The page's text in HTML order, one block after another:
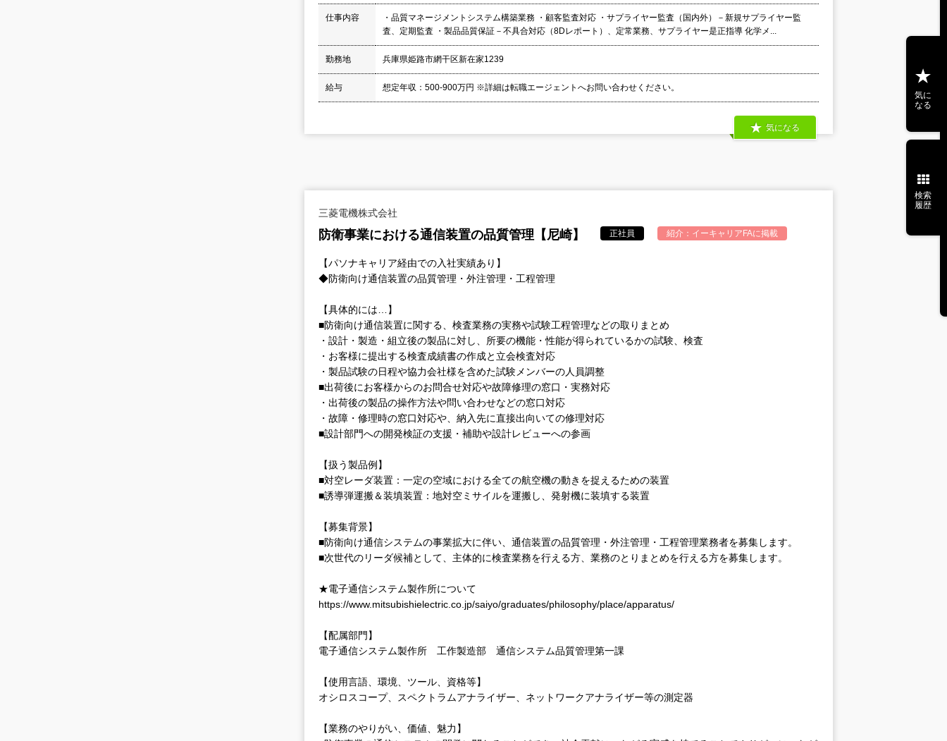
仕事内容
・品質マネージメントシステム構築業務 ・顧客監査対応 ・サプライヤー監査（国内外）－新規サプライヤー監
査、定期監査 ・製品品質保証－不具合対応（8Dレポート）、定常業務、サプライヤー是正指導 化学メ...
勤務地 兵庫県姫路市網干区新在家1239
給与 想定年収：500-900万円 ※詳細は転職エージェントへお問い合わせください。
気になる
三菱電機株式会社
防衛事業における通信装置の品質管理【尼崎】 正社員 紹介： イーキャリアFAに掲載
【パソナキャリア経由での入社実績あり】
◆防衛向け通信装置の品質管理・外注管理・工程管理
【具体的には…】
■防衛向け通信装置に関する、検査業務の実務や試験工程管理などの取りまとめ
・設計・製造・組立後の製品に対し、所要の機能・性能が得られているかの試験、検査
・お客様に提出する検査成績書の作成と立会検査対応
・製品試験の日程や協力会社様を含めた試験メンバーの人員調整
■出荷後にお客様からのお問合せ対応や故障修理の窓口・実務対応
・出荷後の製品の操作方法や問い合わせなどの窓口対応
・故障・修理時の窓口対応や、納入先に直接出向いての修理対応
■設計部門への開発検証の支援・補助や設計レビューへの参画
【扱う製品例】
■対空レーダ装置：一定の空域における全ての航空機の動きを捉えるための装置
■誘導弾運搬＆装填装置：地対空ミサイルを運搬し、発射機に装填する装置
【募集背景】
■防衛向け通信システムの事業拡大に伴い、通信装置の品質管理・外注管理・工程管理業務者を募集します。
■次世代のリーダ候補として、主体的に検査業務を行える方、業務のとりまとめを行える方を募集します。
★電子通信システム製作所について
https://www.mitsubishielectric.co.jp/saiyo/graduates/philosophy/place/apparatus/
【配属部門】
電子通信システム製作所 工作製造部 通信システム品質管理第一課
【使用言語、環境、ツール、資格等】
オシロスコープ、スペクトラムアナライザー、ネットワークアナライザー等の測定器
【業務のやりがい、価値、魅力】
気に
なる
検索
履歴